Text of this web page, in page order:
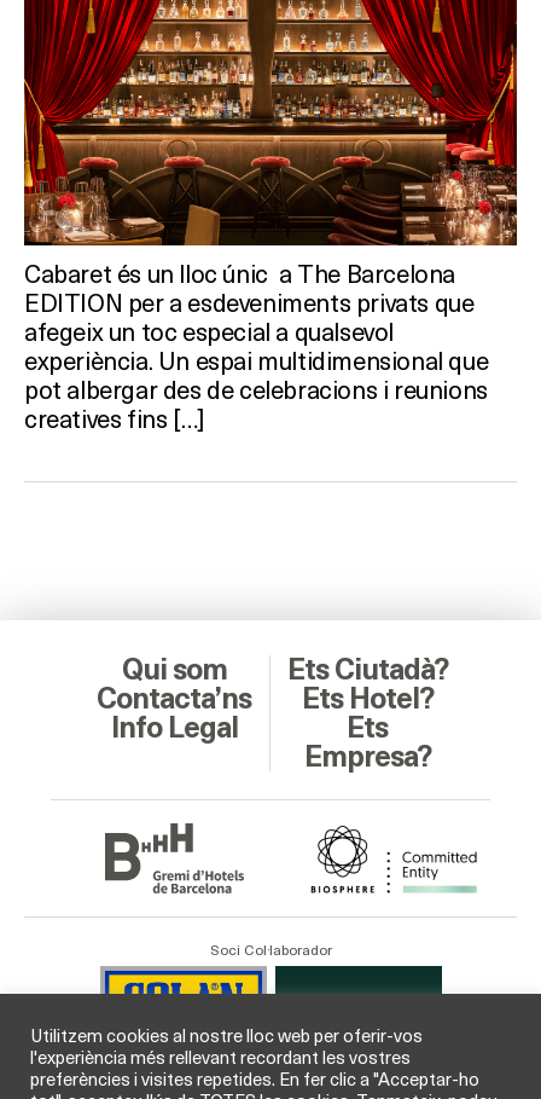
Cabaret és un lloc únic a The Barcelona
EDITION per a esdeveniments privats que
afegeix un toc especial a qualsevol
experiència. Un espai multidimensional que
pot albergar des de celebracions i reunions
creatives fins […]
Qui som
Contacta’ns
Info Legal
Ets Ciutadà?
Ets Hotel?
Ets
Empresa?
Soci Col·laborador
Utilitzem cookies al nostre lloc web per oferir-vos
l'experiència més rellevant recordant les vostres
preferències i visites repetides. En fer clic a "Acceptar-ho